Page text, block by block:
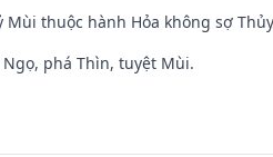
thuộc hành Hỏa không sợ
phá Thìn, tuyệt Mùi.